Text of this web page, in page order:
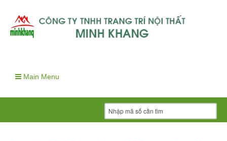
Main Menu